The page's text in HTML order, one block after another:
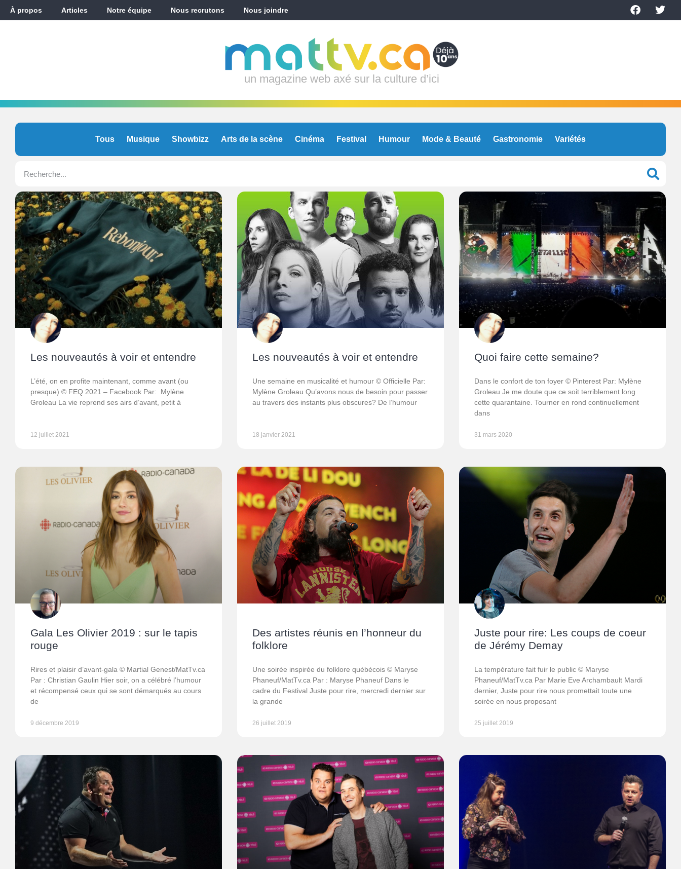
À propos Articles Notre équipe Nous recrutons Nous joindre
un magazine web axé sur la culture d’ici
Tous Musique Showbizz Arts de la scène Cinéma Festival Humour Mode & Beauté Gastronomie Variétés
Les nouveautés à voir et entendre
L’été, on en profite maintenant, comme avant (ou
presque) © FEQ 2021 – Facebook Par: Mylène
Groleau La vie reprend ses airs d’avant, petit à
12 juillet 2021
Les nouveautés à voir et entendre
Une semaine en musicalité et humour © Officielle Par:
Mylène Groleau Qu’avons nous de besoin pour passer
au travers des instants plus obscures? De l’humour
18 janvier 2021
Quoi faire cette semaine?
Dans le confort de ton foyer © Pinterest Par: Mylène
Groleau Je me doute que ce soit terriblement long
cette quarantaine. Tourner en rond continuellement
dans
31 mars 2020
Gala Les Olivier 2019 : sur le tapis
rouge
Rires et plaisir d’avant-gala © Martial Genest/MatTv.ca
Par : Christian Gaulin Hier soir, on a célébré l’humour
et récompensé ceux qui se sont démarqués au cours
de
9 décembre 2019
Des artistes réunis en l’honneur du
folklore
Une soirée inspirée du folklore québécois © Maryse
Phaneuf/MatTv.ca Par : Maryse Phaneuf Dans le
cadre du Festival Juste pour rire, mercredi dernier sur
la grande
26 juillet 2019
Juste pour rire: Les coups de coeur
de Jérémy Demay
La température fait fuir le public © Maryse
Phaneuf/MatTv.ca Par Marie Eve Archambault Mardi
dernier, Juste pour rire nous promettait toute une
soirée en nous proposant
25 juillet 2019